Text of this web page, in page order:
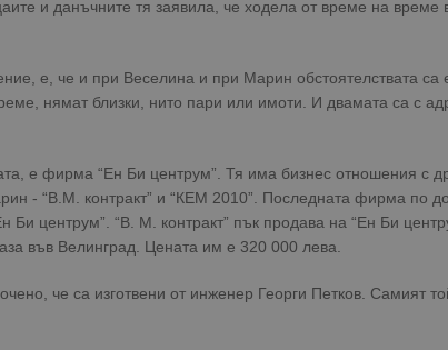
и данъчните тя заявила, че ходела от време на
е, че и при Веселина и при Марин обстоятелствата
нямат близки, нито пари или имоти. И двамата са с
е фирма “Ен Би центрум”. Тя има бизнес отношения с
- “В.М. контракт” и “КЕМ 2010”. Последната фирма по
Би центрум”. “В. М. контракт” пък продава на “Ен Би
във Велинград. Цената им е 320 000 лева.
че са изготвени от инженер Георги Петков. Самият